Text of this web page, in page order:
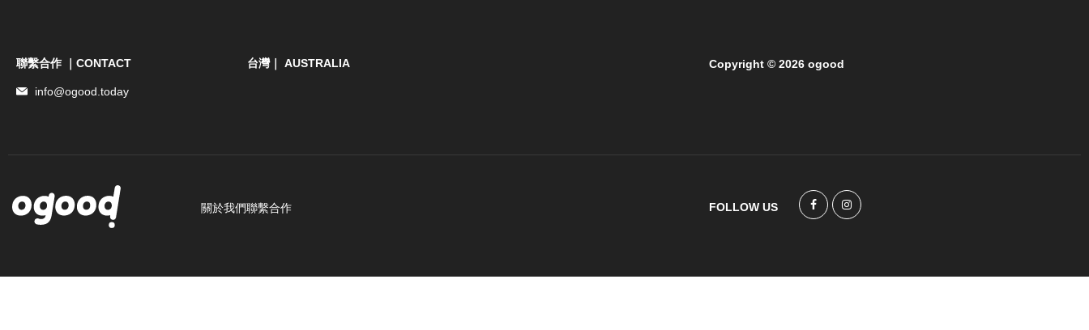
聯繫合作 ｜CONTACT
info@ogood.today
台灣｜ AUSTRALIA Copyright © 2026 ogood
關於我們聯繫合作 FOLLOW US